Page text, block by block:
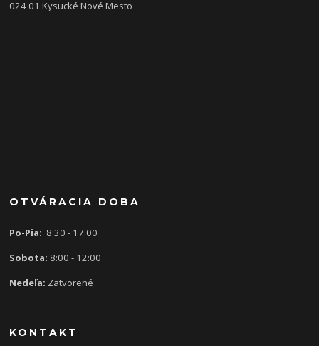
024 01 Kysucké Nové Mesto
OTVÁRACIA DOBA
Po-Pia: 8:30 - 17:00
Sobota: 8:00 - 12:00
Nedeľa: Zatvorené
KONTAKT